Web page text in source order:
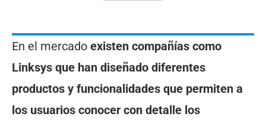
En el mercado existen compañías como
Linksys que han diseñado diferentes
productos y funcionalidades que permiten a
los usuarios conocer con detalle los